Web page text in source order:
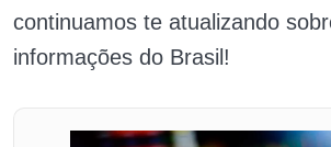
continuamos te atualizando
informações do Brasil!